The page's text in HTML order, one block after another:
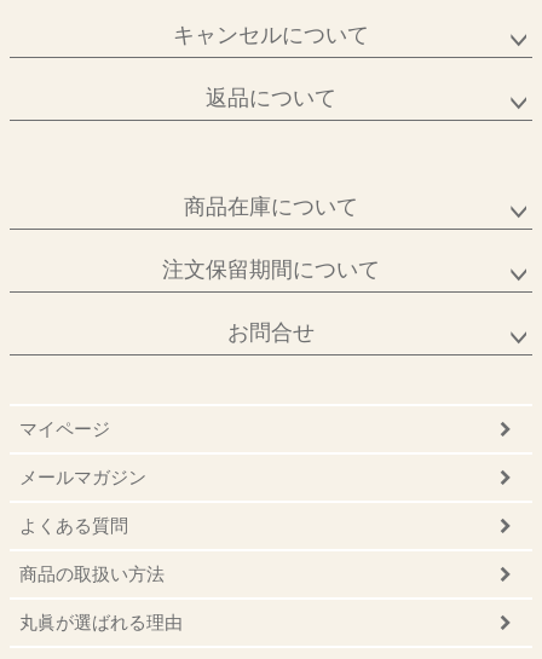
キャンセルについて
返品について
商品在庫について
注文保留期間について
お問合せ
マイページ
メールマガジン
よくある質問
商品の取扱い方法
丸眞が選ばれる理由